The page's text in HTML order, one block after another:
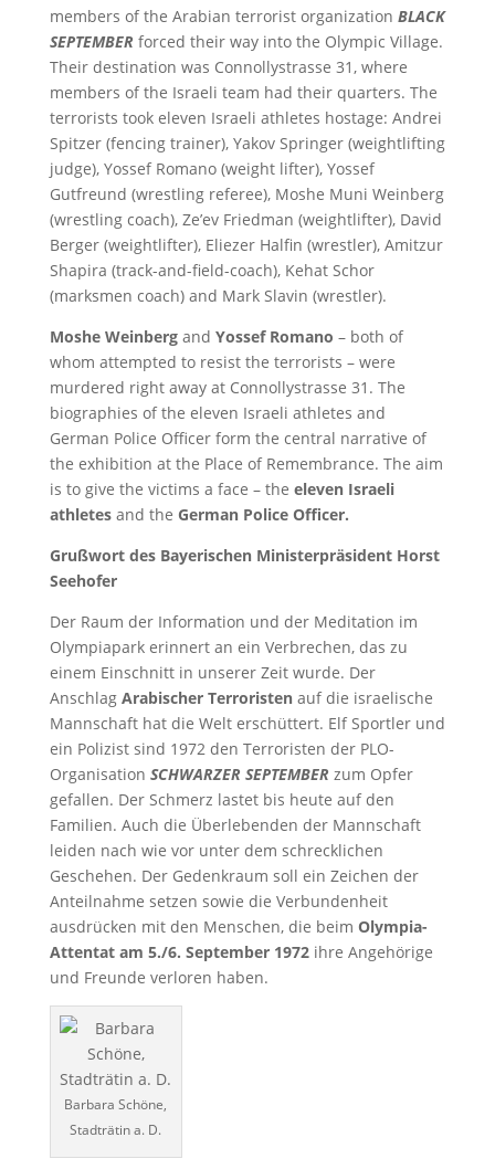
members of the Arabian terrorist organization BLACK
SEPTEMBER forced their way into the Olympic Village.
Their destination was Connollystrasse 31, where
members of the Israeli team had their quarters. The
terrorists took eleven Israeli athletes hostage: Andrei
Spitzer (fencing trainer), Yakov Springer (weightlifting
judge), Yossef Romano (weight lifter), Yossef
Gutfreund (wrestling referee), Moshe Muni Weinberg
(wrestling coach), Ze’ev Friedman (weightlifter), David
Berger (weightlifter), Eliezer Halfin (wrestler), Amitzur
Shapira (track-and-field-coach), Kehat Schor
(marksmen coach) and Mark Slavin (wrestler).
Moshe Weinbergand Yossef Romano – both of
whom attempted to resist the terrorists – were
murdered right away at Connollystrasse 31. The
biographies of the eleven Israeli athletes and
German Police Officer form the central narrative of
the exhibition at the Place of Remembrance. The aim
is to give the victims a face – the eleven Israeli
athletesand the German Police Officer.
Grußwort des Bayerischen Ministerpräsident Horst
Seehofer
Der Raum der Information und der Meditation im
Olympiapark erinnert an ein Verbrechen, das zu
einem Einschnitt in unserer Zeit wurde. Der
Anschlag Arabischer Terroristenauf die israelische
Mannschaft hat die Welt erschüttert. Elf Sportler und
ein Polizist sind 1972 den Terroristen der PLO-
Organisation SCHWARZER SEPTEMBER zum Opfer
gefallen. Der Schmerz lastet bis heute auf den
Familien. Auch die Überlebenden der Mannschaft
leiden nach wie vor unter dem schrecklichen
Geschehen. Der Gedenkraum soll ein Zeichen der
Anteilnahme setzen sowie die Verbundenheit
ausdrücken mit den Menschen, die beim Olympia-
Attentat am 5./6. September 1972ihre Angehörige
und Freunde verloren haben.
Barbara Schöne,
Stadträtin a. D.